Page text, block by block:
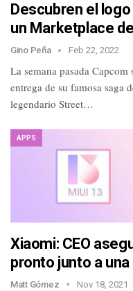
Descubren el
un Marketplace
Gino Peña Feb 22, 2022
La semana pasada
entrega de su famosa saga
legendario Street…
APPS
Xiaomi: CEO
pronto junto a
Matt Gómez Nov 18, 2021